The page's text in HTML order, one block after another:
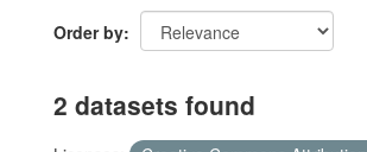
Order by
2 datasets found